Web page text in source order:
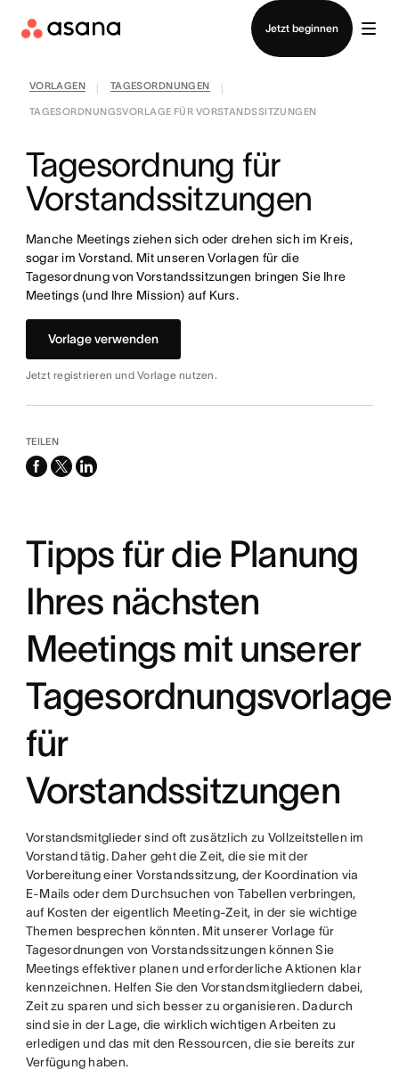
Jetzt beginnen
Vertrieb kontaktieren
VORLAGEN TAGESORDNUNGEN
TAGESORDNUNGSVORLAGE FÜR VORSTANDSSITZUNGEN
Tagesordnung für
Vorstandssitzungen
Manche Meetings ziehen sich oder drehen sich im Kreis,
sogar im Vorstand. Mit unseren Vorlagen für die
Tagesordnung von Vorstandssitzungen bringen Sie Ihre
Meetings (und Ihre Mission) auf Kurs.
Vorlage verwenden
Jetzt registrieren und Vorlage nutzen.
TEILEN
facebook
x-
linkedin
Tipps für die Planung
Ihres nächsten
Meetings mit unserer
Tagesordnungsvorlage
für
Vorstandssitzungen
Vorstandsmitglieder sind oft zusätzlich zu Vollzeitstellen im
Vorstand tätig. Daher geht die Zeit, die sie mit der
Vorbereitung einer Vorstandssitzung, der Koordination via
E-Mails oder dem Durchsuchen von Tabellen verbringen,
auf Kosten der eigentlich Meeting-Zeit, in der sie wichtige
Themen besprechen könnten. Mit unserer Vorlage für
Tagesordnungen von Vorstandssitzungen können Sie
Meetings effektiver planen und erforderliche Aktionen klar
kennzeichnen. Helfen Sie den Vorstandsmitgliedern dabei,
Zeit zu sparen und sich besser zu organisieren. Dadurch
sind sie in der Lage, die wirklich wichtigen Arbeiten zu
erledigen und das mit den Ressourcen, die sie bereits zur
Verfügung haben.